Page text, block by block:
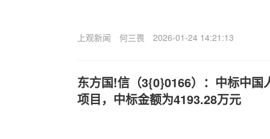
上观新闻 何三畏 2026-01-24 14:21:13
东方国!信（3{0}0166）：中标中国
项目，中标金额为4193.28万元